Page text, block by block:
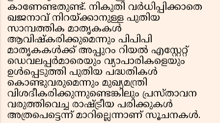
കാണേണ്ടതുണ്ട്. നികുതി വർധിപ്പിക്കാതെ
ഖജനാവ് നിറയ്ക്കാനുള്ള പുതിയ
സാമ്പത്തിക മാതൃകകൾ
ആവിഷ്കരിക്കുമെന്നും പിപിപി
മാതൃകകൾക്ക് അപ്പുറം റിയൽ എസ്റ്റേറ്റ്
ഡെവലപ്പർമാരെയും വ്യാപാരികളെയും
ഉൾപ്പെടുത്തി പുതിയ പദ്ധതികൾ
കൊണ്ടുവരുമെന്നും മുഖ്യമന്ത്രി
വിശദീകരിക്കുന്നുണ്ടെങ്കിലും പ്രസ്താവന
വരുത്തിവെച്ച രാഷ്ട്രീയ പരിക്കുകൾ
അത്രപെട്ടെന്ന് മാറില്ലെന്നാണ് സൂചനകൾ.